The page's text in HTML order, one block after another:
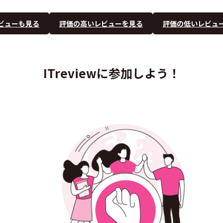
ューも見る 評価の高いレビューを見る 評価の低いレビュ
ITreviewに参加しよう！